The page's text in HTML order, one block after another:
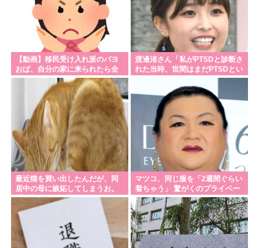
水道水を飲むの止めた結果⋯
米国雇用統計、非農業部門雇用者数 (前月比)結果:-2.3
万人予想:+8.0万人、失業率結果:+4.1%予想:+4.2%、
9月利下げか
【熊本地震】避難者の食生活、改善急務=調理できず
「パン飽き飽き」-断水なお3万戸超
【サッカー】スペイン代表MFロドリ、レアル入り目
前から一転、バルサ加入へ 現地メディア伝える 4年
契約で年俸55億円準備
ライフとかマルエツとか、特に何の取り柄もないス
ーパーが東京でデカい顔してるの不思議だよな、普
通OK行くだろ
Powered by livedoor 相互RSS
【動画】移民受け入れ派のパヨ
おば、自分の家に来られたら全
力で拒否るｗｗｗｗｗｗｗｗｗ
渡邊渚さん「私がPTSDと診断さ
れた当時、世間はまだPTSDとい
う言葉は浸透されていませんで
最近猫を買い出したんだが、同
居中の母に嫉妬してしまうお。
【再】
マツコ、同じ服を「2週間ぐらい
着ちゃう」 驚がくのプライベー
ト 理由を激白